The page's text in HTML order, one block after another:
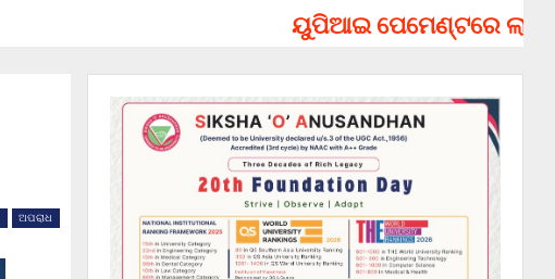
ୟୁପିଆଇ ପେମେଣ୍ଟରେ ଲାଗିପାରେ
ଅପରାଧ